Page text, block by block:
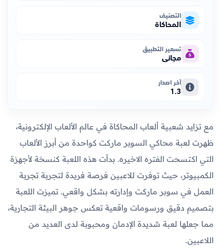
التصنيف
المحاكاة
تسعير التطبيق
مجاني
آخر اصدار
1.3
مع تزايد شعبية ألعاب المحاكاة في عالم الألعاب الإلكترونية،
ظهرت لعبة محاكي السوبر ماركت كواحدة من أبرز الألعاب
التي اكتسحت الفتره الاخيره. بدأت هذه اللعبة كنسخة لأجهزة
الكمبيوتر، حيث توفرت للاعبين فرصة فريدة لتجربة تجربة
العمل في سوبر ماركت وإدارته بشكل واقعي. تميزت اللعبة
بتصميم دقيق ورسومات واقعية تعكس جوهر البيئة التجارية،
مما جعلها لعبة شديدة الإدمان ومحبوبة لدى العديد من
اللاعبين.